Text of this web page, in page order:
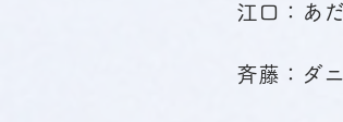
江口：あ
斉藤：ダ